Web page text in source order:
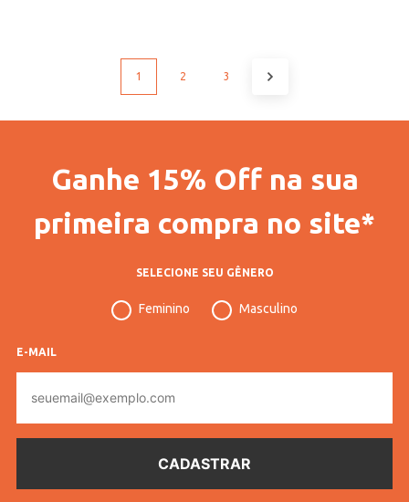
1 2 3
Ganhe 15% Off na sua
primeira compra no site*
SELECIONE SEU GÊNERO
Feminino Masculino
E-MAIL
mail